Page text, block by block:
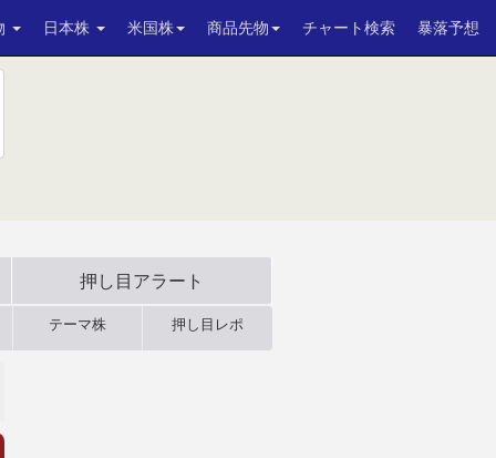
日本株 米国株 商品先物 チャート検索 暴落予想
押し目アラート
テーマ株 押し目レポ